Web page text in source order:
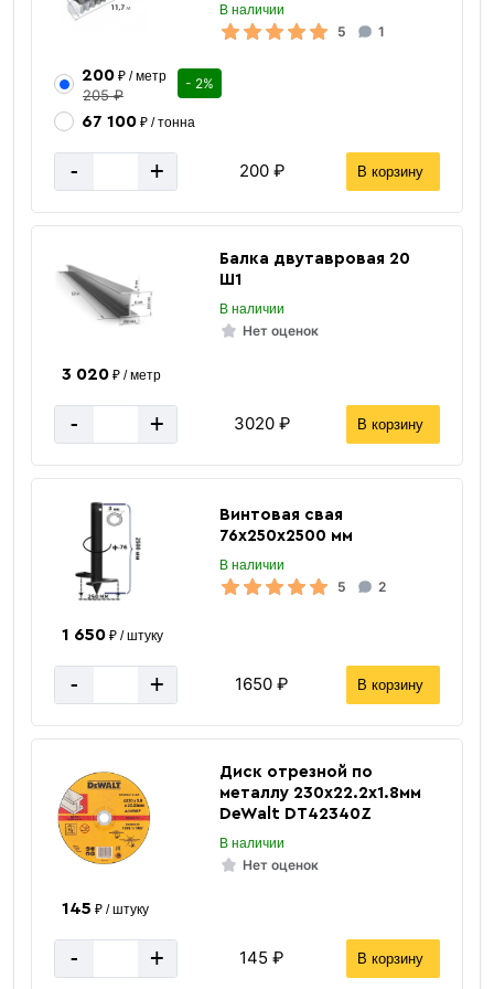
В наличии
5 1
200₽ / метр
205 ₽
- 2%
67 100₽ / тонна
- + 200 ₽ В корзину
Балка двутавровая 20
Ш1
В наличии
Нет оценок
3 020₽ / метр
- + 3020 ₽ В корзину
Винтовая свая
76х250х2500 мм
В наличии
5 2
1 650₽ / штуку
- + 1650 ₽ В корзину
Диск отрезной по
металлу 230х22.2х1.8мм
DeWalt DT42340Z
В наличии
Нет оценок
145 ₽ / штуку
- + 145 ₽ В корзину
«В корзину»